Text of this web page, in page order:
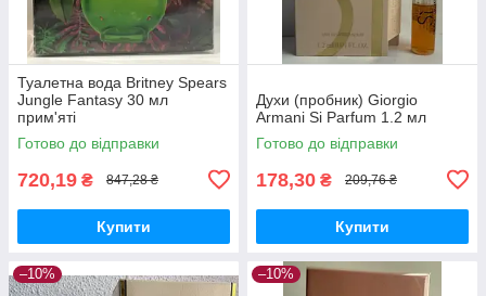
Туалетна вода Britney Spears
Jungle Fantasy 30 мл
прим'яті
Готово до відправки
720,19 ₴ 847,28 ₴
Купити
Духи (пробник) Giorgio
Armani Si Parfum 1.2 мл
Готово до відправки
178,30 ₴ 209,76 ₴
Купити
–10% –10%